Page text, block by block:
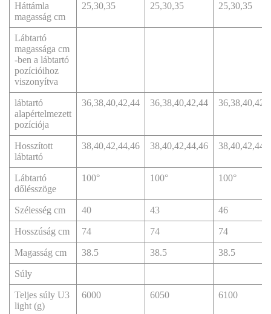
Háttámla
magasság cm
25,30,35 25,30,35 25,30,35
Lábtartó
magassága cm
-ben a lábtartó
pozícióihoz
viszonyítva
lábtartó
alapértelmezett
pozíciója
36,38,40,42,44 36,38,40,42,44
Hosszított
lábtartó
38,40,42,44,46 38,40,42,44,46
Lábtartó
dőlésszöge
100° 100° 100°
Szélesség cm 40 43 46
Hosszúság cm 74 74 74
Magasság cm 38.5 38.5 38.5
Súly
Teljes súly U3
light (g)
6000 6050 6100